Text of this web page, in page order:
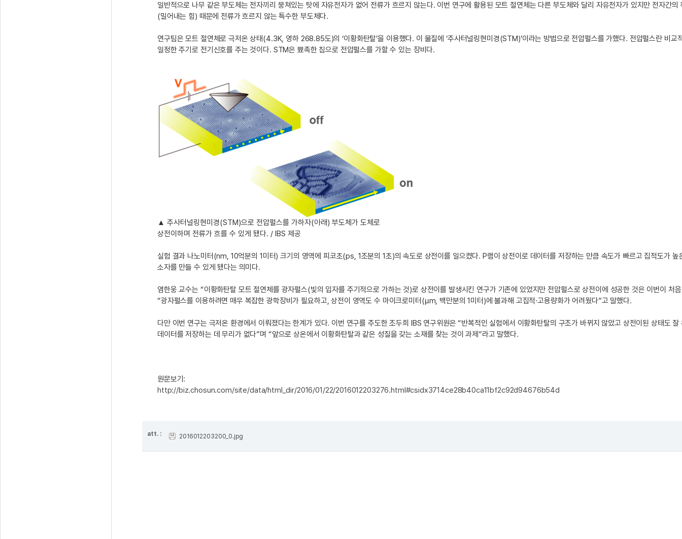
일반적으로 나무 같은 부도체는 전자끼리 뭉쳐있는 탓에 자유전자가 없어 전류가 흐르지 않는다. 이번 연구에 활용된 모트 절연체는 다른 부도체와 달리 자유전자가 있지만 전자간의
(밀어내는 힘) 때문에 전류가 흐르지 않는 특수한 부도체다.
연구팀은 모트 절연체로 극저온 상태(4.3K, 영하 268.85도)의 ‘이황화탄탈’을 이용했다. 이 물질에 ‘주사터널링현미경(STM)’이라는 방법으로 전압펄스를 가했다. 전압펄스란 비교
일정한 주기로 전기신호를 주는 것이다. STM은 뾰족한 침으로 전압펄스를 가할 수 있는 장비다.
▲ 주사터널링현미경(STM)으로 전압펄스를 가하자(아래) 부도체가 도체로
상전이하며 전류가 흐를 수 있게 됐다. / IBS 제공
실험 결과 나노미터(nm, 10억분의 1미터) 크기의 영역에 피코초(ps, 1조분의 1초)의 속도로 상전이를 일으켰다. P램이 상전이로 데이터를 저장하는 만큼 속도가 빠르고 집적도가 높
소자를 만들 수 있게 됐다는 의미다.
염한웅 교수는 “이황화탄탈 모트 절연체를 광자펄스(빛의 입자를 주기적으로 가하는 것)로 상전이를 발생시킨 연구가 기존에 있었지만 전압펄스로 상전이에 성공한 것은 이번이 처
“광자펄스를 이용하려면 매우 복잡한 광학장비가 필요하고, 상전이 영역도 수 마이크로미터(µm, 백만분의 1미터)에 불과해 고집적·고용량화가 어려웠다”고 말했다.
다만 이번 연구는 극저온 환경에서 이뤄졌다는 한계가 있다. 이번 연구를 주도한 조두희 IBS 연구위원은 “반복적인 실험에서 이황화탄탈의 구조가 바뀌지 않았고 상전이된 상태도 잘
데이터를 저장하는 데 무리가 없다”며 “앞으로 상온에서 이황화탄탈과 같은 성질을 갖는 소재를 찾는 것이 과제”라고 말했다.
원문보기:
http://biz.chosun.com/site/data/html_dir/2016/01/22/2016012203276.html#csidx3714ce28b40ca11bf2c92d94676b54d
att. : 2016012203200_0.jpg